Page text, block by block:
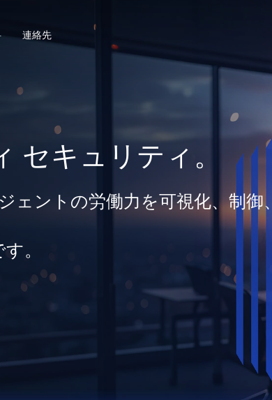
連絡先
セキュリティ。
ントの労働力を可視化、制御、
。